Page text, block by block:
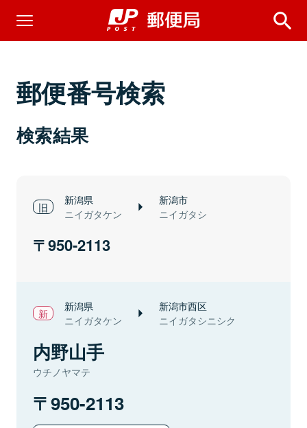
郵便番号検索
検索結果
新潟県
ニイガタケン
新潟市
ニイガタシ
950-2113
新潟県
ニイガタケン
新潟市西区
ニイガタシニシク
内野山手
ウチノヤマテ
950-2113